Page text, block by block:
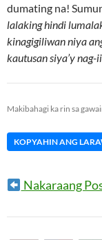
dumating na!
lalaking hindi
kinagigiliwan niya
kautusan siya’y
Makibahagi ka rin sa
KOPYAHIN ANG
Nakaraang